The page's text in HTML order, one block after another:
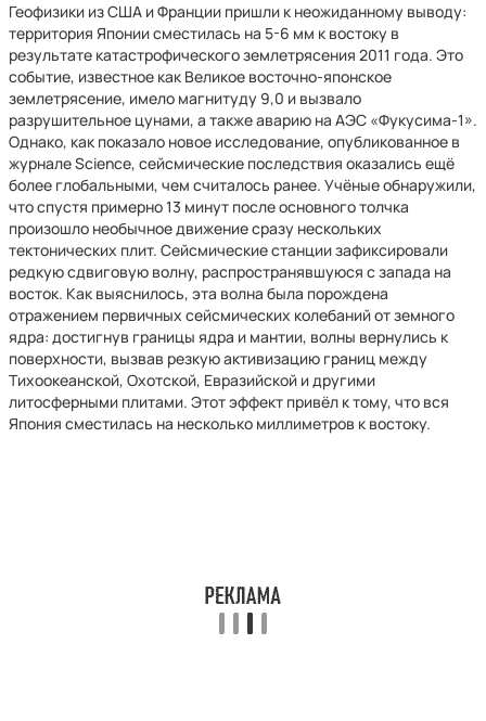
Геофизики из США и Франции пришли к неожиданному выводу:
территория Японии сместилась на 5-6 мм к востоку в
результате катастрофического землетрясения 2011 года. Это
событие, известное как Великое восточно-японское
землетрясение, имело магнитуду 9,0 и вызвало
разрушительное цунами, а также аварию на АЭС «Фукусима-1».
Однако, как показало новое исследование, опубликованное в
журнале Science, сейсмические последствия оказались ещё
более глобальными, чем считалось ранее. Учёные обнаружили,
что спустя примерно 13 минут после основного толчка
произошло необычное движение сразу нескольких
тектонических плит. Сейсмические станции зафиксировали
редкую сдвиговую волну, распространявшуюся с запада на
восток. Как выяснилось, эта волна была порождена
отражением первичных сейсмических колебаний от земного
ядра: достигнув границы ядра и мантии, волны вернулись к
поверхности, вызвав резкую активизацию границ между
Тихоокеанской, Охотской, Евразийской и другими
литосферными плитами. Этот эффект привёл к тому, что вся
Япония сместилась на несколько миллиметров к востоку.